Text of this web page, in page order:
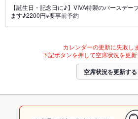
【誕生日・記念日に♪】VIVA特製のバースデー
ます♪2200円※要事前予約
カレンダーの更新に失敗し
下記ボタンを押して空席状況を更新
空席状況を更新する